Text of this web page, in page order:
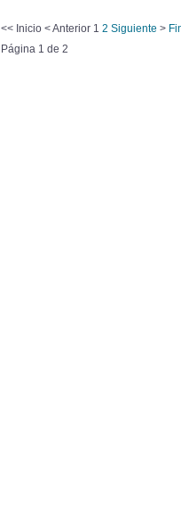
<< Inicio <Anterior 1 2 Siguiente >
Página 1 de 2